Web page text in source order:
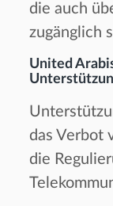
die auch
zugänglich
United
das Verbot
die